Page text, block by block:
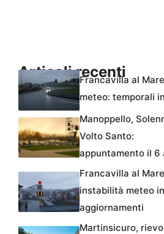
Articoli recenti
Francavilla al
meteo: temporali
Manoppello,
Volto Santo:
appuntamento il 6
Francavilla al
instabilità meteo
aggiornamenti
Martinsicuro,